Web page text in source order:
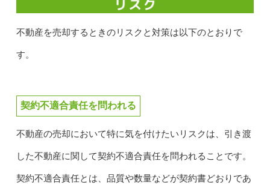
不動産を売却するときのリスクと対策は以下のとおりで
す。
契約不適合責任を問われる
不動産の売却において特に気を付けたいリスクは、引き渡
した不動産に関して契約不適合責任を問われることです。
契約不適合責任とは、品質や数量などが契約書どおりであ